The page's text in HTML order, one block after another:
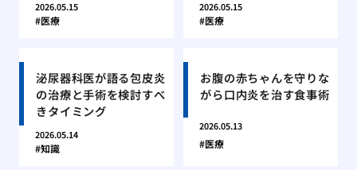
2026.05.15
医療
2026.05.15
医療
泌尿器科医が語る包皮炎
の治療と手術を検討すべ
きタイミング
2026.05.14
知識
お腹の赤ちゃんを守りな
がら口内炎を治す食事術
2026.05.13
医療